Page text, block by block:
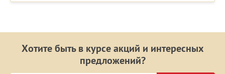
Хотите быть в курсе акций и интересных
предложений?